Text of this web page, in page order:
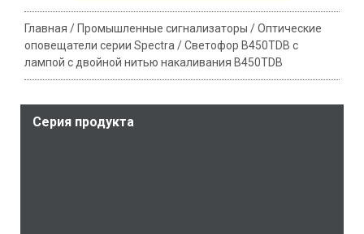
Главная / Промышленные сигнализаторы /Оптические
оповещатели серии Spectra /Светофор B450TDB с
лампой с двойной нитью накаливания B450TDB
Серия продукта